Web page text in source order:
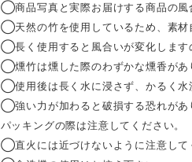
◯商品写真と実際お届けする商品の風
◯天然の竹を使用しているため、素材
◯長く使用すると風合いが変化します
◯燻竹は燻した際のわずかな燻香があ
◯使用後は長く水に浸さず、かるく水
◯強い力が加わると破損する恐れがあ
パッキングの際は注意してください。
◯直火には近づけないように注意して